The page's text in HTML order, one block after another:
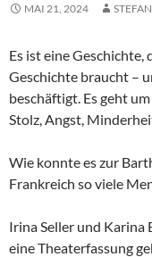
MAI 21, 2024
Es ist eine Geschichte,
Geschichte braucht –
beschäftigt. Es geht
Stolz, Angst,
Wie konnte es zur
Frankreich so viele
Irina Seller und Karina
eine Theaterfassung